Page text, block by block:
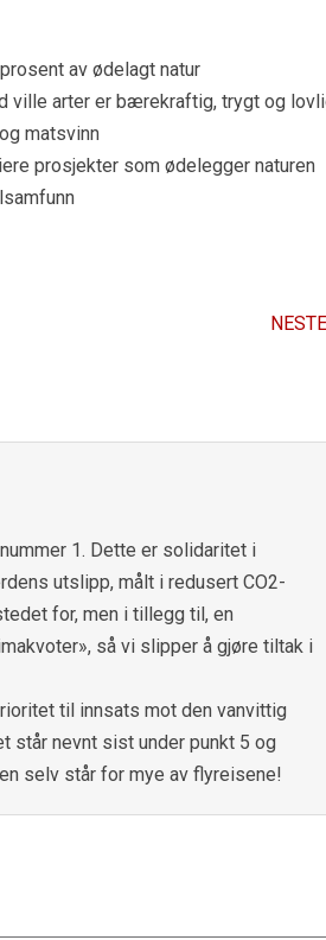
av ødelagt natur
ville arter er bærekraftig, trygt og
matsvinn
prosjekter som ødelegger naturen
1. Dette er solidaritet i
utslipp, målt i redusert CO2-
for, men i tillegg til, en
så vi slipper å gjøre tiltak i
til innsats mot den vanvittig
står nevnt sist under punkt 5 og
selv står for mye av flyreisene!